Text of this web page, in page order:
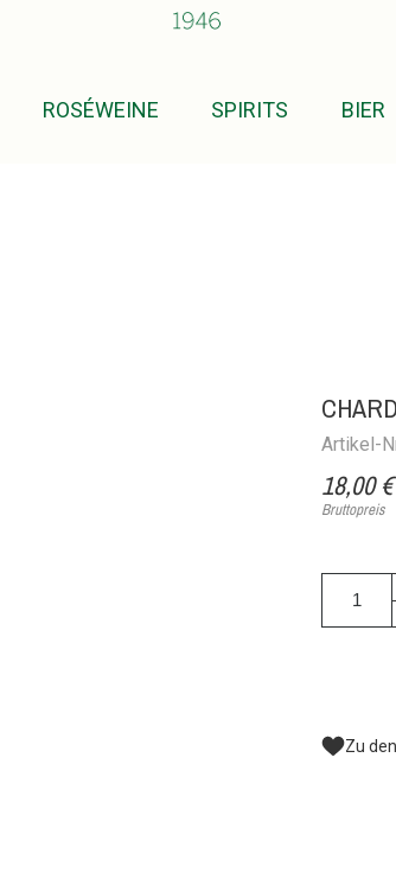
ROSÉWEINE SPIRITS BIER
Artikel-
18,00 €
Bruttopreis
Zu